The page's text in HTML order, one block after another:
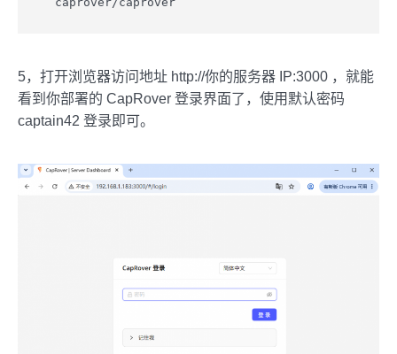
5，打开浏览器访问地址 http://你的服务器 IP:3000 ，就能
看到你部署的 CapRover 登录界面了，使用默认密码
captain42 登录即可。